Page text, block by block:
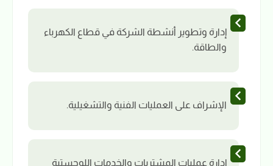
إدارة وتطوير أنشطة الشركة في قطاع الكهرباء
والطاقة.
الإشراف على العمليات الفنية والتشغيلية.
إدارة عمليات المشتريات والخدمات اللوجستية